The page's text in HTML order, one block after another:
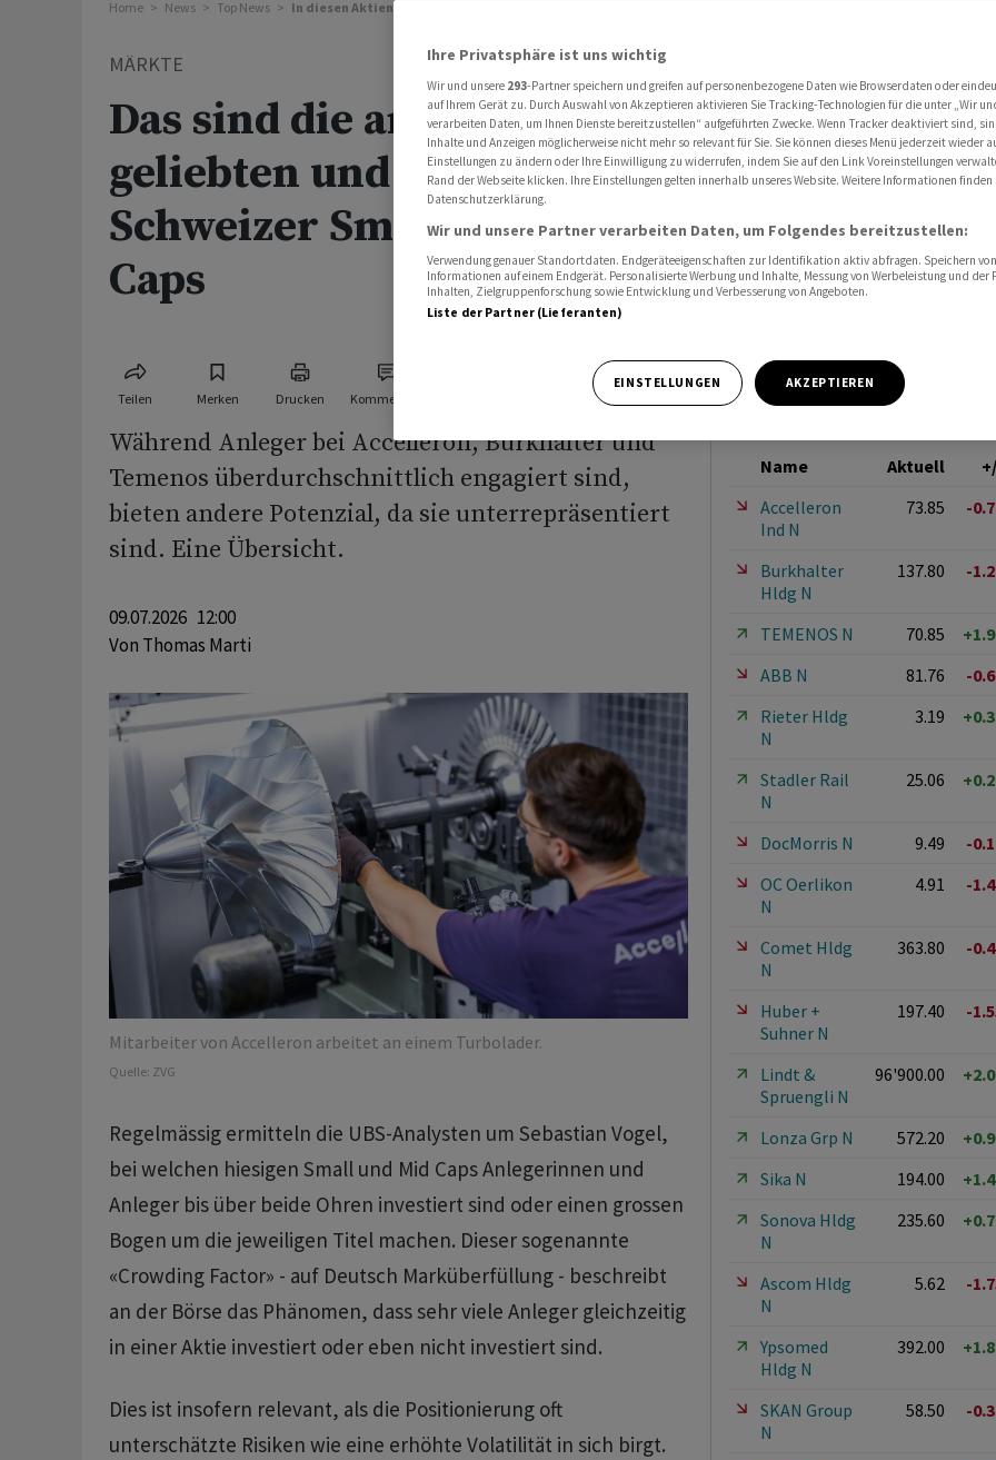
Home News Top News In diesen Aktien sind Anleger überdurchschnittlich investiert
MÄRKTE
Das sind die am meisten
geliebten und gemiedenen
Schweizer Small und Mid
Caps
Teilen Merken Drucken Kommentare
Während Anleger bei Accelleron, Burkhalter und
Temenos überdurchschnittlich engagiert sind,
bieten andere Potenzial, da sie unterrepräsentiert
sind. Eine Übersicht.
09.07.2026 12:00
Von Thomas Marti
Mitarbeiter von Accelleron arbeitet an einem Turbolader.
Quelle: ZVG
Regelmässig ermitteln die UBS-Analysten um Sebastian Vogel,
bei welchen hiesigen Small und Mid Caps Anlegerinnen und
Anleger bis über beide Ohren investiert sind oder einen grossen
Bogen um die jeweiligen Titel machen. Dieser sogenannte
«Crowding Factor» - auf Deutsch Marküberfüllung - beschreibt
an der Börse das Phänomen, dass sehr viele Anleger gleichzeitig
in einer Aktie investiert oder eben nicht investiert sind.
Dies ist insofern relevant, als die Positionierung oft
unterschätzte Risiken wie eine erhöhte Volatilität in sich birgt.
Name Aktuell
Accelleron
Ind N
73.85 -
Burkhalter
Hldg N
137.80 -
TEMENOS N 70.85
ABB N
81.76
-
Rieter Hldg
N
3.19
Stadler Rail
N
25.06
DocMorris N 9.49
-
OC Oerlikon
N
4.91 -
Comet Hldg
N
363.80 -
Huber +
Suhner N
197.40 -
Lindt &
Spruengli N
96'900.00
Lonza Grp N 572.20
Sika N
194.00
Sonova Hldg
N
235.60
Ascom Hldg
N
5.62 -
Ypsomed
Hldg N
392.00
SKAN Group
N
58.50 -
Ihre Privatsphäre ist uns wichtig
Wir und unsere 293-Partner speichern und greifen auf personenbezogene Daten wie Browserdaten oder
auf Ihrem Gerät zu. Durch Auswahl von Akzeptieren aktivieren Sie Tracking-Technologien für die unter „Wir
verarbeiten Daten, um Ihnen Dienste bereitzustellen“ aufgeführten Zwecke. Wenn Tracker deaktiviert sind,
Inhalte und Anzeigen möglicherweise nicht mehr so relevant für Sie. Sie können dieses Menü jederzeit wieder
Einstellungen zu ändern oder Ihre Einwilligung zu widerrufen, indem Sie auf den Link Voreinstellungen
Rand der Webseite klicken. Ihre Einstellungen gelten innerhalb unseres Website. Weitere Informationen finden
Datenschutzerklärung.
Wir und unsere Partner verarbeiten Daten, um Folgendes bereitzustellen:
Verwendung genauer Standortdaten. Endgeräteeigenschaften zur Identifikation aktiv abfragen. Speichern
Informationen auf einem Endgerät. Personalisierte Werbung und Inhalte, Messung von Werbeleistung und der
Inhalten, Zielgruppenforschung sowie Entwicklung und Verbesserung von Angeboten.
Liste der Partner (Lieferanten)
EINSTELLUNGEN AKZEPTIEREN